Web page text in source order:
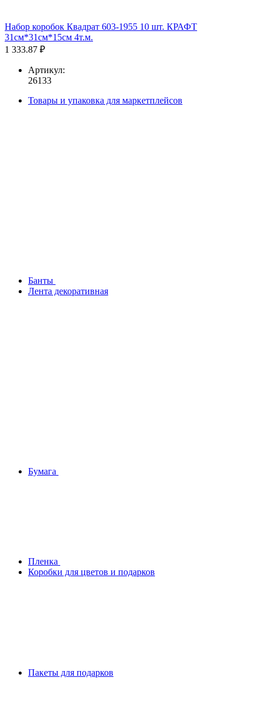
Набор коробок Квадрат 603-1955 10 шт. КРАФТ
31см*31см*15см 4т.м.
1 333.87 ₽
Артикул:
26133
Товары и упаковка для маркетплейсов
Банты
Лента декоративная
Бумага
Плeнка
Коробки для цветов и подарков
Пакеты для подарков